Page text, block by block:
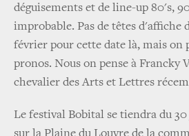
déguisements et de line-up 80's,
improbable. Pas de têtes d'affiche
février pour cette date là, mais on
pronos. Nous on pense à Francky
chevalier des Arts et Lettres
Le festival Bobital se tiendra du